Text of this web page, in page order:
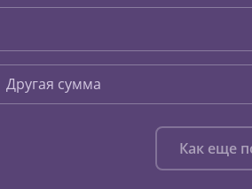
Другая сумма
Как еще